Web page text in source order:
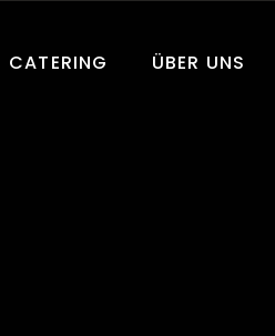
CATERING ÜBER UNS